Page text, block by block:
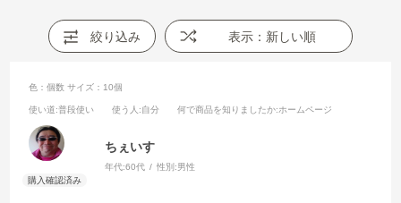
絞り込み 表示：新しい順
色：個数 サイズ：10個
使い道:普段使い 使う人 :自分 何で商品を知りましたか:ホームページ
ちぇいす
年代:60代 性別:男性